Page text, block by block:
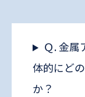
Ｑ. 金属
体的にど
か？